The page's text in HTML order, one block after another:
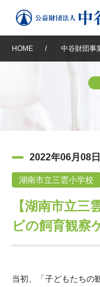
設立趣意書
沿革
役員・評議員
中谷財団事業紹介
神戸賞
大学院生奨学金
中
HOME / 中谷財団事
2022年06月08日
湖南市立三雲小学校
【湖南市立
ビの飼育観察
当初、「子どもたちの